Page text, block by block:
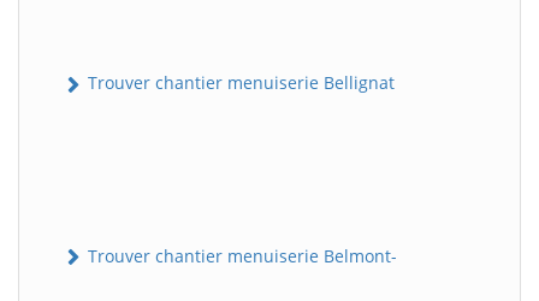
Trouver chantier menuiserie Bellignat
Trouver chantier menuiserie Belmont-